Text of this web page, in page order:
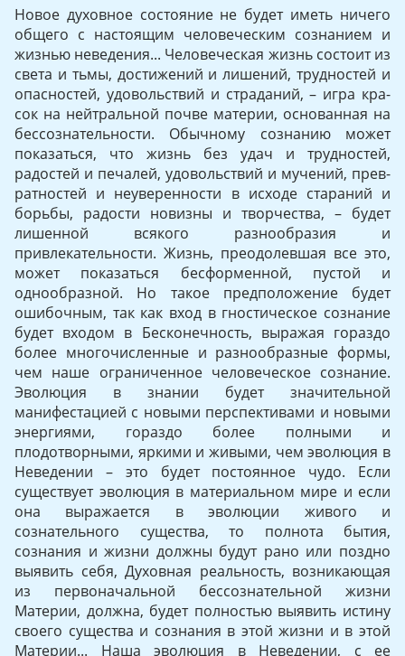
Новое духовное состояние не будет иметь ничего
общего с настоящим человеческим сознанием и
жизнью неведения... Чело­веческая жизнь состоит из
света и тьмы, достижений и лишений, трудностей и
опасностей, удовольствий и страданий, – игра кра­
сок на нейтральной почве материи, основанная на
бессознатель­ности. Обычному сознанию может
показаться, что жизнь без удач и трудностей,
радостей и печалей, удовольствий и мучений, прев­
ратностей и неуверенности в исходе стараний и
борьбы, радости новизны и творчества, – будет
лишенной всякого разнообразия и
привлекательности. Жизнь, преодолевшая все это,
может показаться бесформенной, пустой и
однообразной. Но такое предположение будет
ошибочным, так как вход в гностическое сознание
будет входом в Бесконечность, выражая гораздо
более многочисленные и разнообразные формы,
чем наше ограниченное человеческое сознание.
Эволюция в знании будет значительной
манифестацией с новыми перспективами и новыми
энергиями, гораздо более пол­ными и
плодотворными, яркими и живыми, чем эволюция в
Неве­дении – это будет постоянное чудо. Если
существует эволюция в материальном мире и если
она выражается в эволюции живого и
сознательного существа, то полнота бытия,
сознания и жизни должны будут рано или поздно
выявить себя, Духовная реаль­ность, возникающая
из первоначальной бессознательной жизни
Материи, должна, будет полностью выявить истину
своего сущест­ва и сознания в этой жизни и в этой
Материи... Наша эволюция в Неведении, с ее